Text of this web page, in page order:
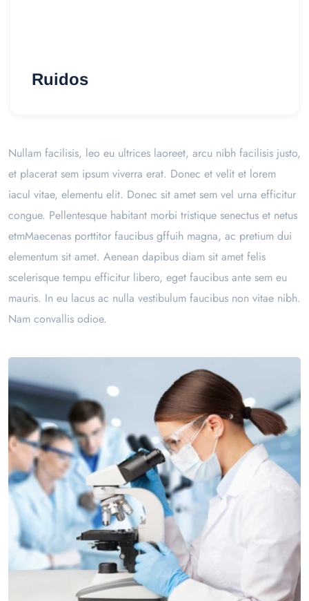
Ruidos
Nullam facilisis, leo eu ultrices laoreet, arcu nibh facilisis justo,
et placerat sem ipsum viverra erat. Donec et velit et lorem
iacul vitae, elementu elit. Donec sit amet sem vel urna efficitur
congue. Pellentesque habitant morbi tristique senectus et netus
etmMaecenas porttitor faucibus gffuih magna, ac pretium dui
elementum sit amet. Aenean dapibus diam sit amet felis
scelerisque tempu efficitur libero, eget faucibus ante sem eu
mauris. In eu lacus ac nulla vestibulum faucibus non vitae nibh.
Nam convallis odioe.